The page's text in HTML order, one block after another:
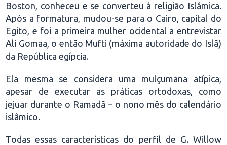
Boston, conheceu e se converteu à religião Islâmica.
Após a formatura, mudou-se para o Cairo, capital do
Egito, e foi a primeira mulher ocidental a entrevistar
Ali Gomaa, o então Mufti (máxima autoridade do Islã)
da República egípcia.
Ela mesma se considera uma mulçumana atípica,
apesar de executar as práticas ortodoxas, como
jejuar durante o Ramadã – o nono mês do calendário
islâmico.
Todas essas características do perfil de G. Willow